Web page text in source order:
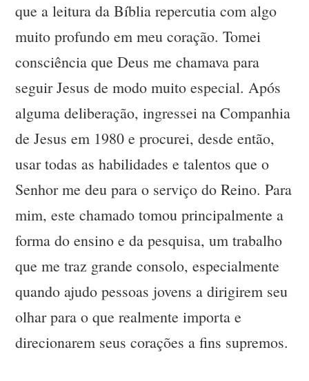
que a leitura da Bíblia repercutia com algo
muito profundo em meu coração. Tomei
consciência que Deus me chamava para
seguir Jesus de modo muito especial. Após
alguma deliberação, ingressei na Companhia
de Jesus em 1980 e procurei, desde então,
usar todas as habilidades e talentos que o
Senhor me deu para o serviço do Reino. Para
mim, este chamado tomou principalmente a
forma do ensino e da pesquisa, um trabalho
que me traz grande consolo, especialmente
quando ajudo pessoas jovens a dirigirem seu
olhar para o que realmente importa e
direcionarem seus corações a fins supremos.